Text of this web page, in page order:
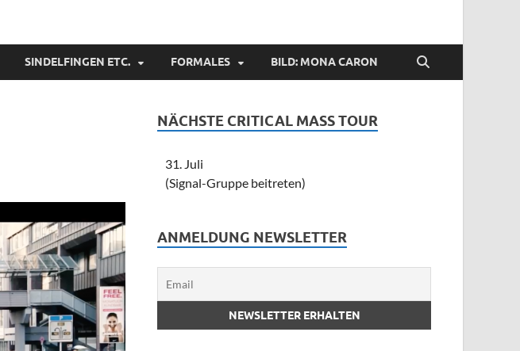
SINDELFINGEN ETC. FORMALES BILD: MONA CARON
NÄCHSTE CRITICAL MASS TOUR
31. Juli
(Signal-Gruppe beitreten)
ANMELDUNG NEWSLETTER